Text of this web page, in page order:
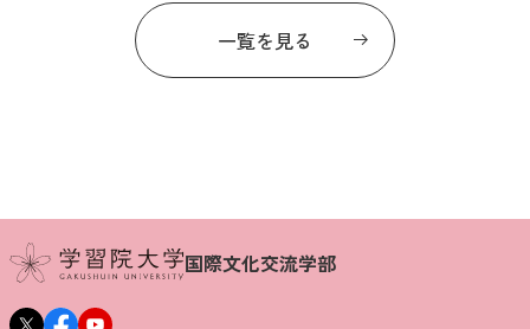
一覧を見る
国際文化交流学部